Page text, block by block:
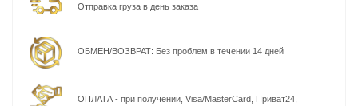
Отправка груза в день заказа
ОБМЕН/ВОЗВРАТ: Без проблем в течении 14 дней
ОПЛАТА - при получении, Visa/MasterCard, Приват24,